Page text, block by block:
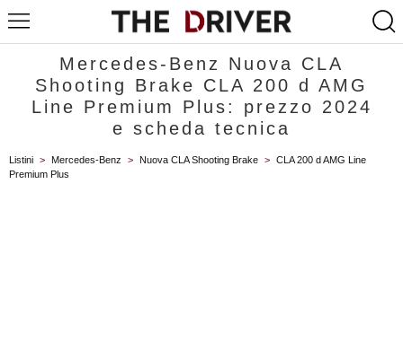
Mercedes-Benz Nuova CLA
Shooting Brake CLA 200 d AMG
Line Premium Plus: prezzo 2024
e scheda tecnica
Listini > Mercedes-Benz > Nuova CLA Shooting Brake > CLA 200 d AMG Line
Premium Plus